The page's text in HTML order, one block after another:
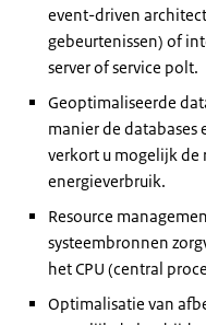
event-driven
gebeurtenissen) of
server of service polt.
Geoptimaliseerde
manier de databases
verkort u mogelijk de
energieverbruik.
Resource
systeembronnen
het CPU (central
Optimalisatie van